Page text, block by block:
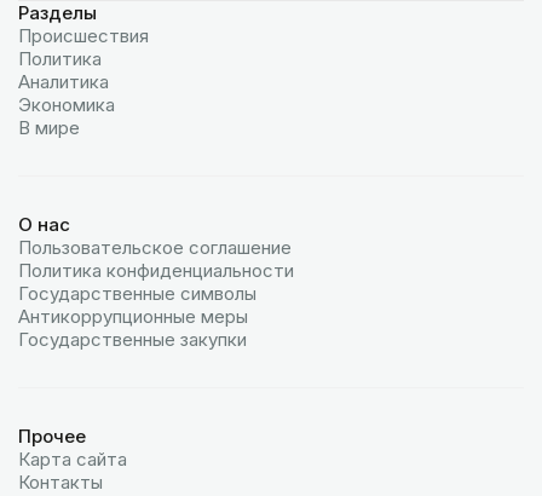
Разделы
Происшествия
Политика
Аналитика
Экономика
В мире
О нас
Пользовательское соглашение
Политика конфиденциальности
Государственные символы
Антикоррупционные меры
Государственные закупки
Прочее
Карта сайта
Контакты